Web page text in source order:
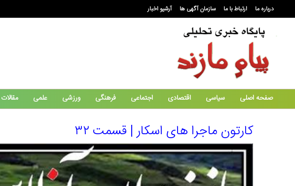
درباره ما ارتباط با ما سازمان آگهی ها آرشیو اخبار
صفحه اصلی سیاسی اقتصادی اجتماعی فرهنگی ورزشی علمی مقالات
کارتون ماجرا های اسکار | قسمت ۳۲